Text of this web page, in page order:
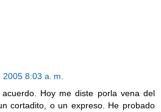
8:03 a. m.
Hoy me diste porla vena del
cortadito, o un expreso. He probado